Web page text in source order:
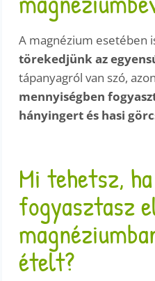
A magnézium esetében
törekedjünk az
tápanyagról van szó,
mennyiségben
hányingert és hasi
Mi tehetsz,
fogyasztasz
ételt?